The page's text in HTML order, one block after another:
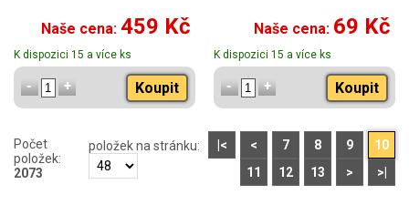
Naše cena: 459 Kč
K dispozici 15 a více ks
Koupit
Naše cena: 69 Kč
K dispozici 15 a více ks
Koupit
Počet
položek:
2073
položek na stránku: |< < 7 8 9
10
11
12 13 > >|